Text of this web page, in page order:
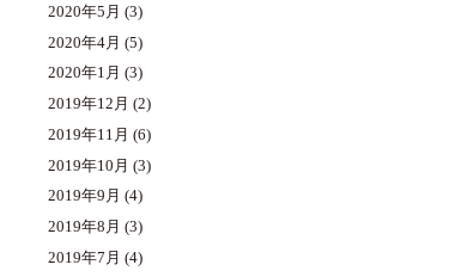
2020年5月 (3)
2020年4月 (5)
2020年1月 (3)
2019年12月 (2)
2019年11月 (6)
2019年10月 (3)
2019年9月 (4)
2019年8月 (3)
2019年7月 (4)